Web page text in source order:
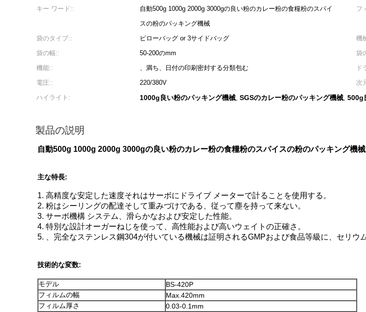
キー ワード::
自動500g 1000g 2000g 3000gの良い粉のカレー粉の食糧粉のスパイ
スの粉のパッキング機械
フ
袋のタイプ:: ピローバッグ or 3サイドバッグ 機
袋の幅::
50-200のmm 袋
機能::
、満ち、日付の印刷密封する分類包む ド
電圧::
220/380V 次
ハイライト:
1000g良い粉のパッキング機械, SGSのカレー粉のパッキング機械, 500g
製品の説明
自動500g 1000g 2000g 3000gの良い粉のカレー粉の食糧粉のスパイスの粉のパッキング機械
主な特長:
1. 高精度な安定した速度それはサーボにドライブ メーターで計ることを使用する。
2. 粉はシーリングの配達そして重みづけである、従って塵を持って来ない。
3. サーボ機構 システム、滑らかなおよび安定した性能。
4. 特別な設計オーガーねじを使って、高性能および高いウェイトの正確さ。
5. 、完全なステンレス鋼304が付いている機械は証明されるGMPおよび食品等級に、セリウ
技術的な変数:
モデル
BS-420P
フィルムの幅
Max.420mm
フィルム厚さ
0.03-0.1mm